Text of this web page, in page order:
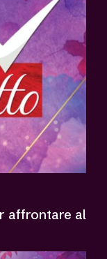
affrontare al